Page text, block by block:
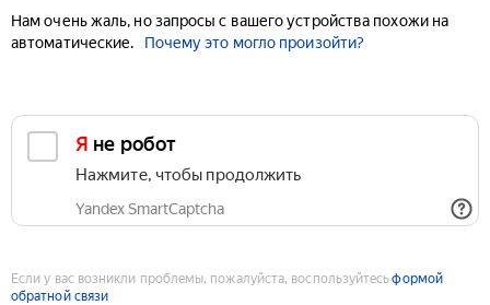
Нам очень жаль, но запросы с вашего устройства похожи на
автоматические.
Почему это могло произойти?
Я не робот
Нажмите, чтобы продолжить
Yandex SmartCaptcha
Если у вас возникли проблемы, пожалуйста, воспользуйтесьформой
обратной связи